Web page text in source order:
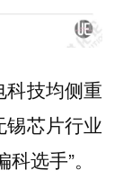
技均侧重
芯片行业
选手”。